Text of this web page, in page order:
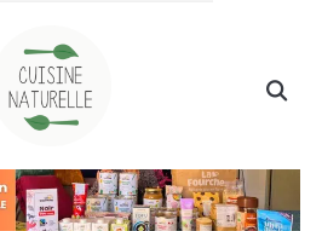
Search